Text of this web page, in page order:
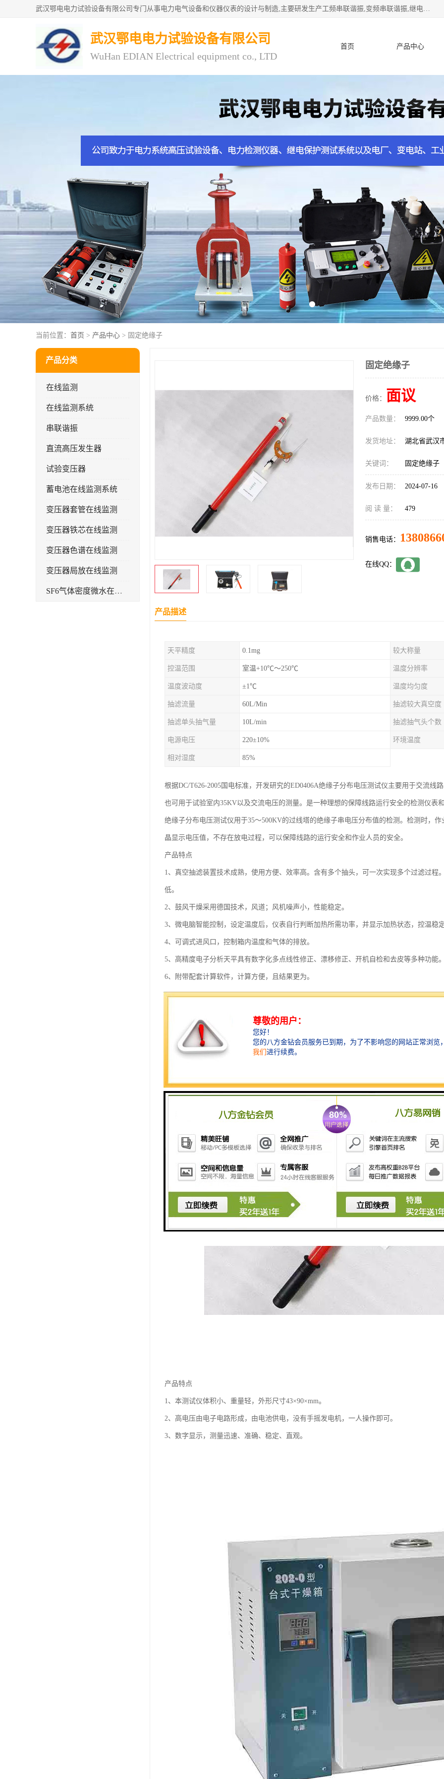
武汉鄂电电力试验设备有限公司专门从事电力电气设备和仪器仪表的设计与制造,主要研发生产工频串联谐振,变频串联谐振,继电保护测试仪,电缆故障测试仪,直流电阻测试仪,接地电阻测试仪等一百多种高品质产品.坚持奉行"质量一,客户至上"的服务宗旨。
武汉鄂电电力试验设备有限公司
WuHan EDIAN Electrical equipment co., LTD
首页 产品中心
当前位置： 首页 > 产品中心 > 固定绝缘子
产品分类
在线监测
在线监测系统
串联谐振
直流高压发生器
试验变压器
蓄电池在线监测系统
变压器套管在线监测
变压器铁芯在线监测
变压器色谱在线监测
变压器局放在线监测
SF6气体密度微水在线监测系统
固定绝缘子
价格： 面议
产品数量： 9999.00个
发货地址： 湖北省武汉
关键词： 固定绝缘子
发布日期： 2024-07-16
阅 读 量： 479
销售电话：
在线QQ：
产品描述
天平精度 0.1mg 较大称量
控温范围 室温+10℃～250℃ 温度分辨率
温度波动度 ±1℃ 温度均匀度
抽滤流量 60L/Min 抽滤较大真空度
抽滤单头抽气量 10L/min 抽滤抽气头个数
电源电压 220±10% 环境温度
相对湿度 85%
根据DC/T626-2005国电标准，开发研究的ED0406A绝缘子分布电压测试仪主要用于交流线
也可用于试验室内35KV以及交流电压的测量。是一种理想的保障线路运行安全的检测仪表
绝缘子分布电压测试仪用于35～500KV的过线塔的绝缘子串电压分布值的检测。检测时，
晶显示电压值，不存在放电过程，可以保障线路的运行安全和作业人员的安全。
产品特点
1、真空抽滤装置技术成熟，使用方便、效率高。含有多个抽头，可一次实现多个过滤过
低。
2、鼓风干燥采用德国技术，风道；风机噪声小，性能稳定。
3、微电脑智能控制，设定温度后，仪表自行判断加热所需功率，并显示加热状态，控温稳
4、可调式进风口，控制箱内温度和气体的排放。
5、高精度电子分析天平具有数字化多点线性修正、漂移修正、开机自检和去皮等多种功能
6、附带配套计算软件，计算方便，且结果更为。
产品特点
1、本测试仪体积小、重量轻，外形尺寸43×90×mm。
2、高电压由电子电路形成，由电池供电，没有手摇发电机，一人操作即可。
3、数字显示，测量迅速、准确、稳定、直观。